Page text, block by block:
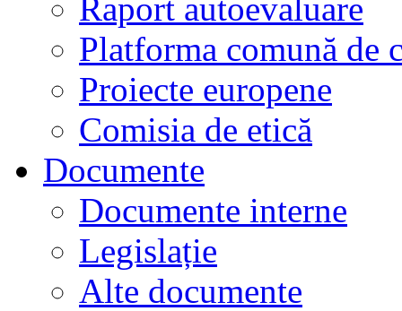
Raport autoevaluare
Platforma comună de
Proiecte europene
Comisia de etică
Documente
Documente interne
Legislație
Alte documente